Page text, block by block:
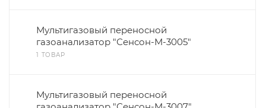
Мультигазовый переносной
газоанализатор "Сенсон-М-3005"
1 ТОВАР
Мультигазовый переносной